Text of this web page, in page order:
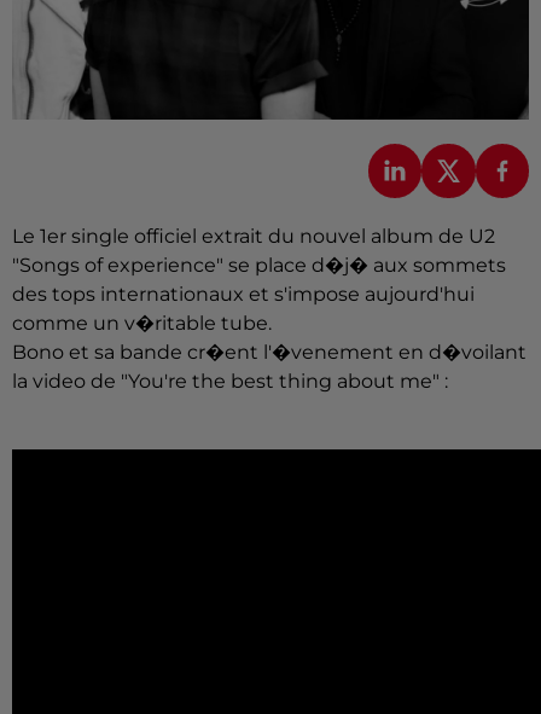
Le 1er single officiel extrait du nouvel album de U2
"Songs of experience" se place d�j� aux sommets
des tops internationaux et s'impose aujourd'hui
comme un v�ritable tube.
Bono et sa bande cr�ent l'�venement en d�voilant
la video de "You're the best thing about me" :